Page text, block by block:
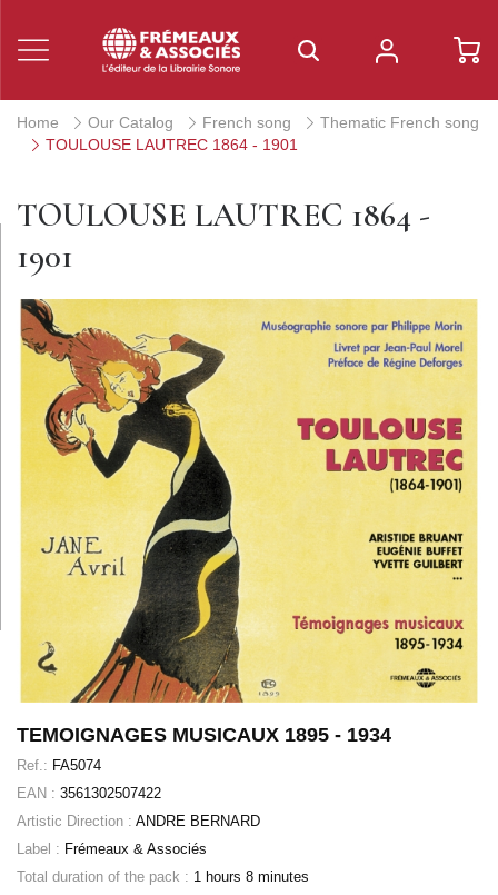
Home Our Catalog French song
Thematic French song
TOULOUSE LAUTREC 1864 - 1901
TOULOUSE LAUTREC 1864 -
1901
TEMOIGNAGES MUSICAUX 1895 - 1934
Ref.: FA5074
EAN : 3561302507422
Artistic Direction : ANDRE BERNARD
Label : Frémeaux & Associés
Total duration of the pack : 1 hours 8 minutes